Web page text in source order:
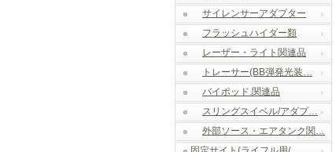
サイレンサーアダプター
フラッシュハイダー類
レーザー・ライト関連品
トレーサー(BB弾発光装…
バイポッド.関連品
スリングスイベル/アダプ…
外部ソース・エアタンク関…